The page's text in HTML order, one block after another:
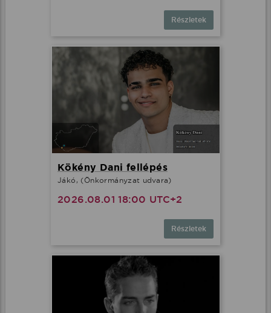
Részletek
Kökény Dani fellépés
Jákó, (Önkormányzat udvara)
2026.08.01 18:00 UTC+2
Részletek